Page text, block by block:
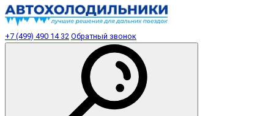
+7 (499) 490 14 32 Обратный звонок